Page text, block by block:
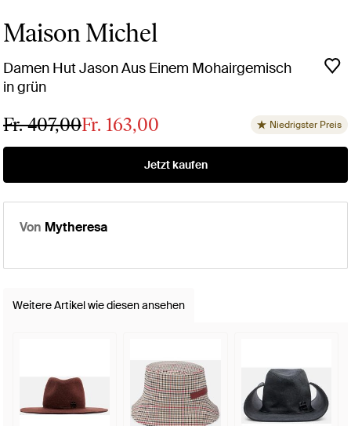
Maison Michel
Damen Hut Jason Aus Einem Mohairgemisch
in grün
Fr. 407,00Fr. 163,00 Niedrigster Preis
Jetzt kaufen
Von Mytheresa
Weitere Artikel wie diesen ansehen